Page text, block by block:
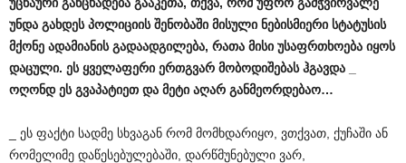
უნდა გახდეს პოლიციის შენობაში მისული ნებისმიერი სტატუსის
მქონე ადამიანის გადაადგილება, რათა მისი უსაფრთხოება იყოს
დაცული. ეს ყველაფერი ერთგვარ მობოდიშებას ჰგავდა
ოღონდ ეს გვაპატიეთ და მეტი აღარ განმეორდებაო…
_ ეს ფაქტი სადმე სხვაგან რომ მომხდარიყო, ვთქვათ, ქუჩაში ან
რომელიმე დაწესებულებაში, დარწმუნებული ვარ,